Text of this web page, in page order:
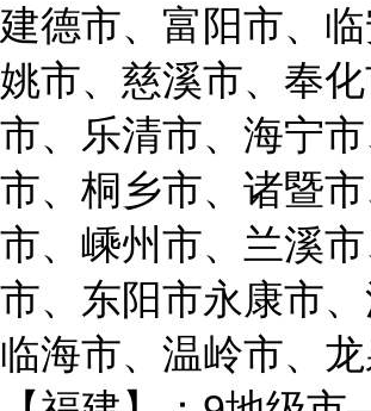
建德市、富阳市、
姚市、慈溪市、奉
市、乐清市、海宁
市、桐乡市、诸暨
市、嵊州市、兰溪
市、东阳市永康市、
临海市、温岭市、龙